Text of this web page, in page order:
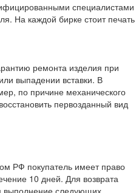
специалистами
На каждой бирке стоит печать
ремонта изделия при
выпадении вставки. В
по причине механического
первозданный вид
РФ покупатель имеет право
10 дней. Для возврата